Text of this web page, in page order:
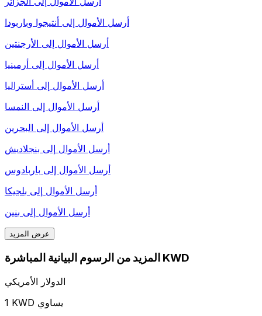
أرسل الأموال إلى أنتيجوا وباربودا
أرسل الأموال إلى الأرجنتين
أرسل الأموال إلى أرمينيا
أرسل الأموال إلى أستراليا
أرسل الأموال إلى النمسا
أرسل الأموال إلى البحرين
أرسل الأموال إلى بنجلاديش
أرسل الأموال إلى باربادوس
أرسل الأموال إلى بلجيكا
أرسل الأموال إلى بنين
عرض المزيد
المزيد من الرسوم البيانية المباشرة KWD
الدولار الأمريكي
1 KWD يساوي